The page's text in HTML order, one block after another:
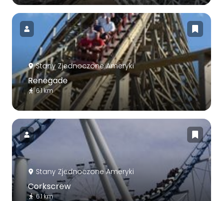
Stany Zjednoczone Ameryki
Renegade
6.1 km
Stany Zjednoczone Ameryki
Corkscrew
6.1 km